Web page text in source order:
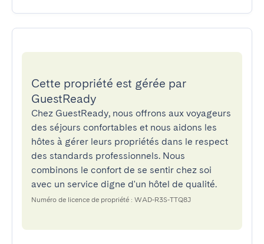
Cette propriété est gérée par
GuestReady
Chez GuestReady, nous offrons aux voyageurs
des séjours confortables et nous aidons les
hôtes à gérer leurs propriétés dans le respect
des standards professionnels. Nous
combinons le confort de se sentir chez soi
avec un service digne d'un hôtel de qualité.
Numéro de licence de propriété : WAD-R3S-TTQ8J